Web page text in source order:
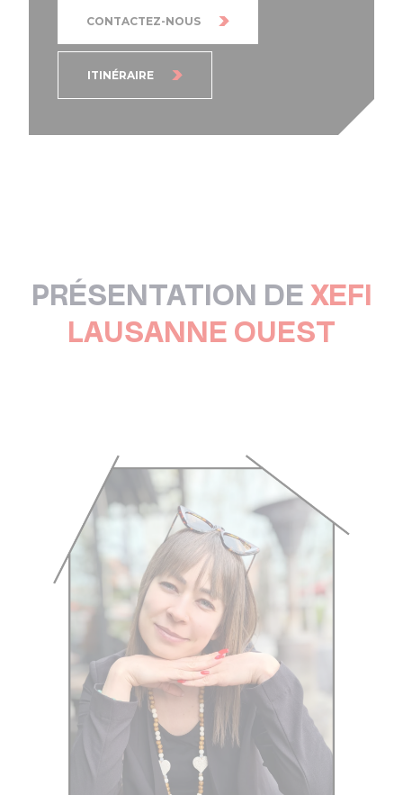
CONTACTEZ-NOUS
ITINÉRAIRE
PRÉSENTATION DEXEFI
LAUSANNE OUEST